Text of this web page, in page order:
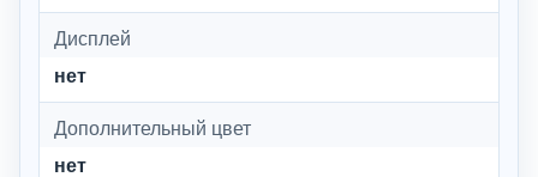
Дисплей
нет
Дополнительный цвет
нет